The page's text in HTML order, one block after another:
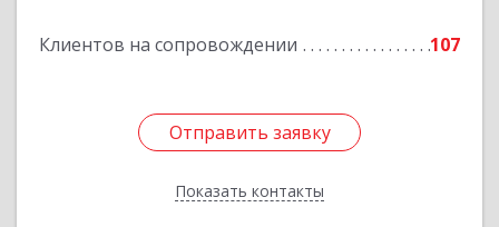
Клиентов на сопровождении 107
Отправить заявку
Показать контакты
Отправить заявку
Назад